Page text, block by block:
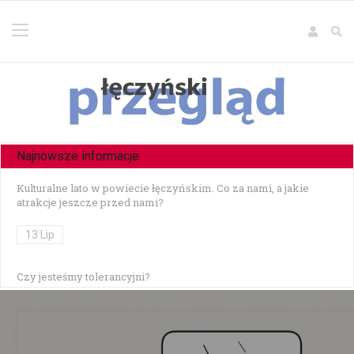
Najnowsze informacje
Kulturalne lato w powiecie łęczyńskim. Co za nami, a jakie
atrakcje jeszcze przed nami?
13 Lip
Czy jesteśmy tolerancyjni?
Czołowe zderzenie w Zezulinie Niższym — 19-latek stracił